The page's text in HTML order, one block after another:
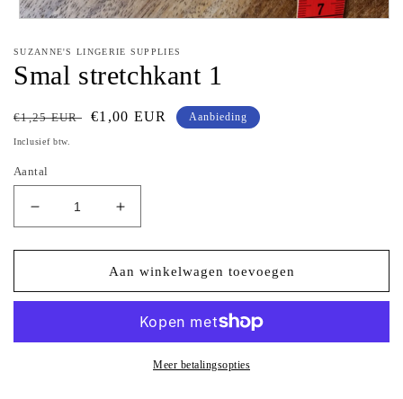
openen
in
modaal
SUZANNE'S LINGERIE SUPPLIES
Smal stretchkant 1
Normale
prijs
€1,25 EUR Aanbiedingsprijs
€1,00 EUR Aanbieding
Inclusief btw.
Aantal
Aantal
verlagen
voor
stretchkant
Aantal
verhogen
voor
Smal
stretchkant
Aan winkelwagen toevoegen
Meer betalingsopties